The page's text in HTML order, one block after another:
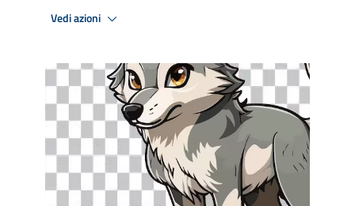
Vedi azioni